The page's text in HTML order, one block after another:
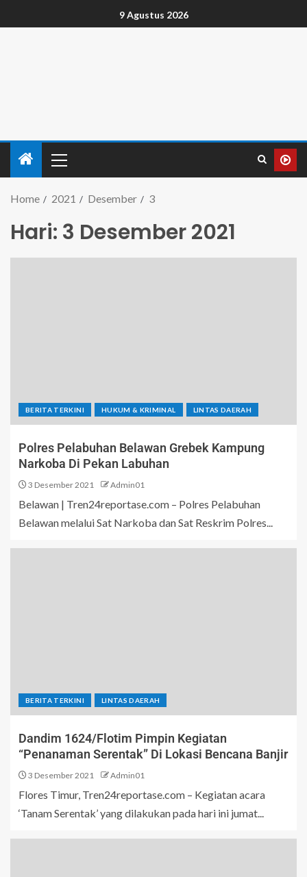
9 Agustus 2026
Home 2021 Desember 3
Hari: 3 Desember 2021
BERITA TERKINI HUKUM & KRIMINAL LINTAS DAERAH
Polres Pelabuhan Belawan Grebek Kampung
Narkoba Di Pekan Labuhan
3 Desember 2021 Admin01
Belawan | Tren24reportase.com – Polres Pelabuhan
Belawan melalui Sat Narkoba dan Sat Reskrim Polres...
BERITA TERKINI LINTAS DAERAH
Dandim 1624/Flotim Pimpin Kegiatan
“Penanaman Serentak” Di Lokasi Bencana Banjir
3 Desember 2021 Admin01
Flores Timur, Tren24reportase.com – Kegiatan acara
‘Tanam Serentak’ yang dilakukan pada hari ini jumat...